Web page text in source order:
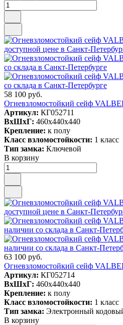
58 100 руб.
Огневзломостойкий сейф
Артикул: КГ052711
ВxШxГ: 460x440x440
Крепление: к полу
Класс взломостойкости: 1 класс
Тип замка: Ключевой
В корзину
63 100 руб.
Огневзломостойкий сейф
Артикул: КГ052714
ВxШxГ: 460x440x440
Крепление: к полу
Класс взломостойкости: 1 класс
Тип замка: Электронный
В корзину